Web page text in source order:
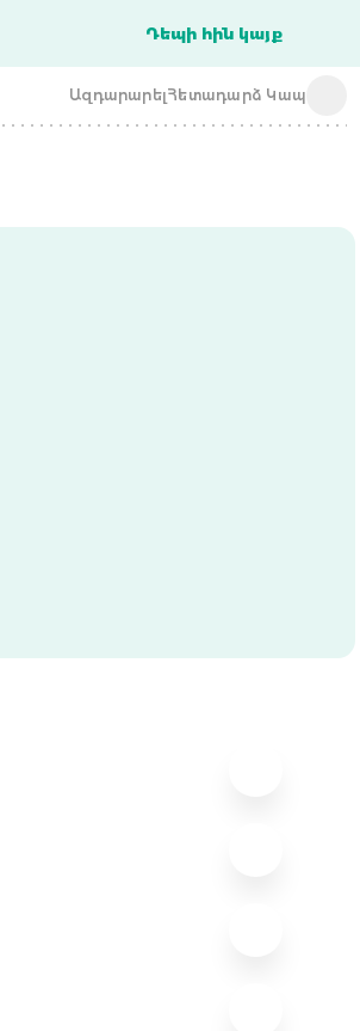
Դեպի հին կայք
ԱզդարարելՀետադարձ Կապ